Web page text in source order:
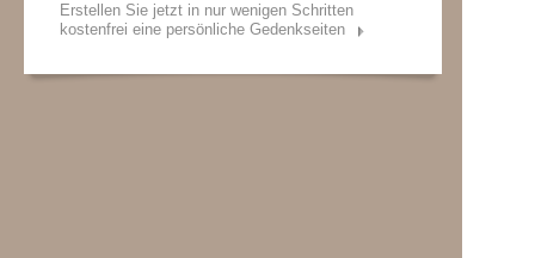
Erstellen Sie jetzt in nur wenigen Schritten
kostenfrei eine persönliche Gedenkseiten